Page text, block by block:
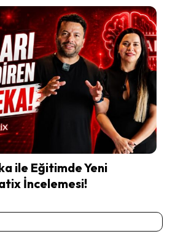
ile Eğitimde Yeni
İncelemesi!